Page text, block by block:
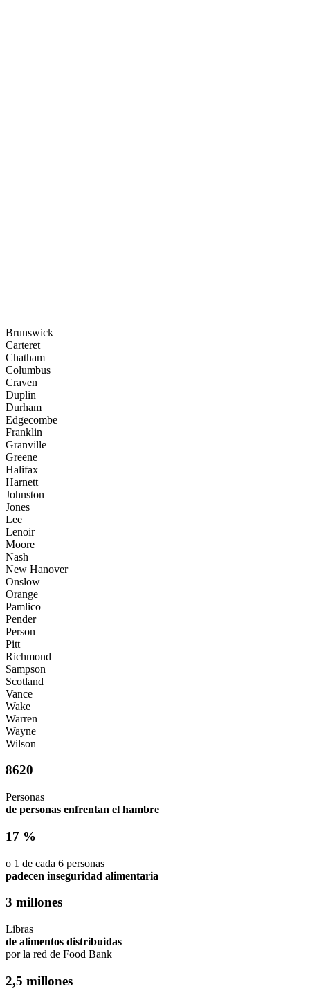
Brunswick
Carteret
Chatham
Columbus
Craven
Duplin
Durham
Edgecombe
Franklin
Granville
Greene
Halifax
Harnett
Johnston
Jones
Lee
Lenoir
Moore
Nash
New Hanover
Onslow
Orange
Pamlico
Pender
Person
Pitt
Richmond
Sampson
Scotland
Vance
Wake
Warren
Wayne
Wilson
8620
Personas
de personas enfrentan el hambre
17 %
o 1 de cada 6 personas
padecen inseguridad alimentaria
3 millones
Libras
de alimentos distribuidas
por la red de Food Bank
2,5 millones